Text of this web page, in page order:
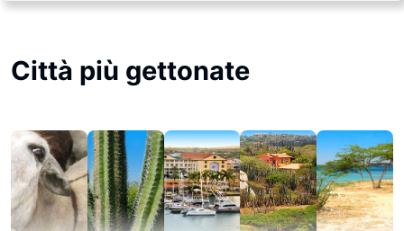
Città più gettonate